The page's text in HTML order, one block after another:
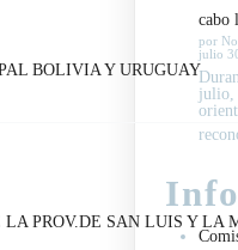
BOLIVIA Y URUGUAY
PROV.DE SAN LUIS Y
cabo
por
julio
julio,